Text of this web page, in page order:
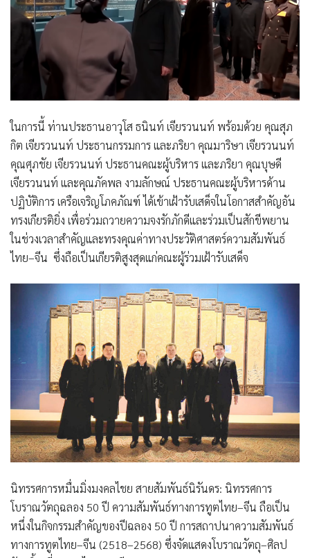
ในการนี้ ท่านประธานอาวุโส ธนินท์ เจียรวนนท์ พร้อมด้วย คุณสุภ
กิต เจียรวนนท์ ประธานกรรมการ และภริยา คุณมาริษา เจียรวนนท์
คุณศุภชัย เจียรวนนท์ ประธานคณะผู้บริหาร และภริยา คุณบุษดี
เจียรวนนท์ และคุณภัคพล งามลักษณ์ ประธานคณะผู้บริหารด้าน
ปฏิบัติการ เครือเจริญโภคภัณฑ์ ได้เข้าเฝ้ารับเสด็จในโอกาสสำคัญอัน
ทรงเกียรติยิ่ง เพื่อร่วมถวายความจงรักภักดีและร่วมเป็นสักขีพยาน
ในช่วงเวลาสำคัญและทรงคุณค่าทางประวัติศาสตร์ความสัมพันธ์
ไทย–จีน ซึ่งถือเป็นเกียรติสูงสุดแก่คณะผู้ร่วมเฝ้ารับเสด็จ
นิทรรศการหมื่นมิ่งมงคลไชย สายสัมพันธ์นิรันดร: นิทรรศการ
โบราณวัตถุฉลอง 50 ปี ความสัมพันธ์ทางการทูตไทย–จีน ถือเป็น
หนึ่งในกิจกรรมสำคัญของปีฉลอง 50 ปี การสถาปนาความสัมพันธ์
ทางการทูตไทย–จีน (2518–2568) ซึ่งจัดแสดงโบราณวัตถุ–ศิลป